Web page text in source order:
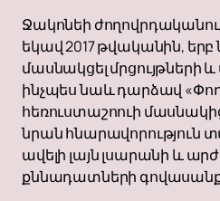
Ջակոնեի
եկավ 2017 թվականին,
մասնակցել
ինչպես նաև դարձավ
հեռուստաշոուի
նրան հնարավորություն
ավելի լայն լսարանի և
քննադատների